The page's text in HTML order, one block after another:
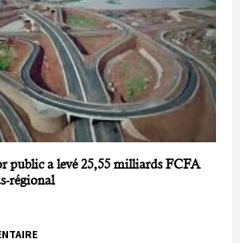
public a levé 25,55 milliards FCFA
régional